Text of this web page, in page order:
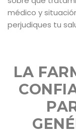
médico y
perjudiques tu
LA